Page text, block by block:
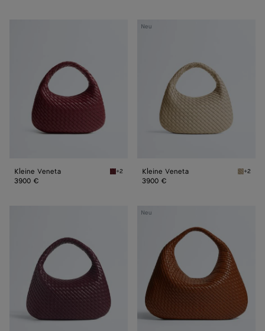
Kleine Veneta Lava red Kleine Veneta
+2
3900 €
Neu
Kleine
Kleine Veneta Ecru
+2
3900 €
Neu
Maxi